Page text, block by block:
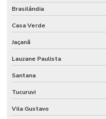
Válvula gaveta preço
Válvula globo e gaveta
Válvula globo preço
Válvula para polpa de minério
Válvula de pulso
Válvula de pulso ascoval
Válvula retenção flangeada
Brasilândia
Casa Verde
Jaçanã
Lauzane Paulista
Santana
Tucuruvi
Vila Gustavo